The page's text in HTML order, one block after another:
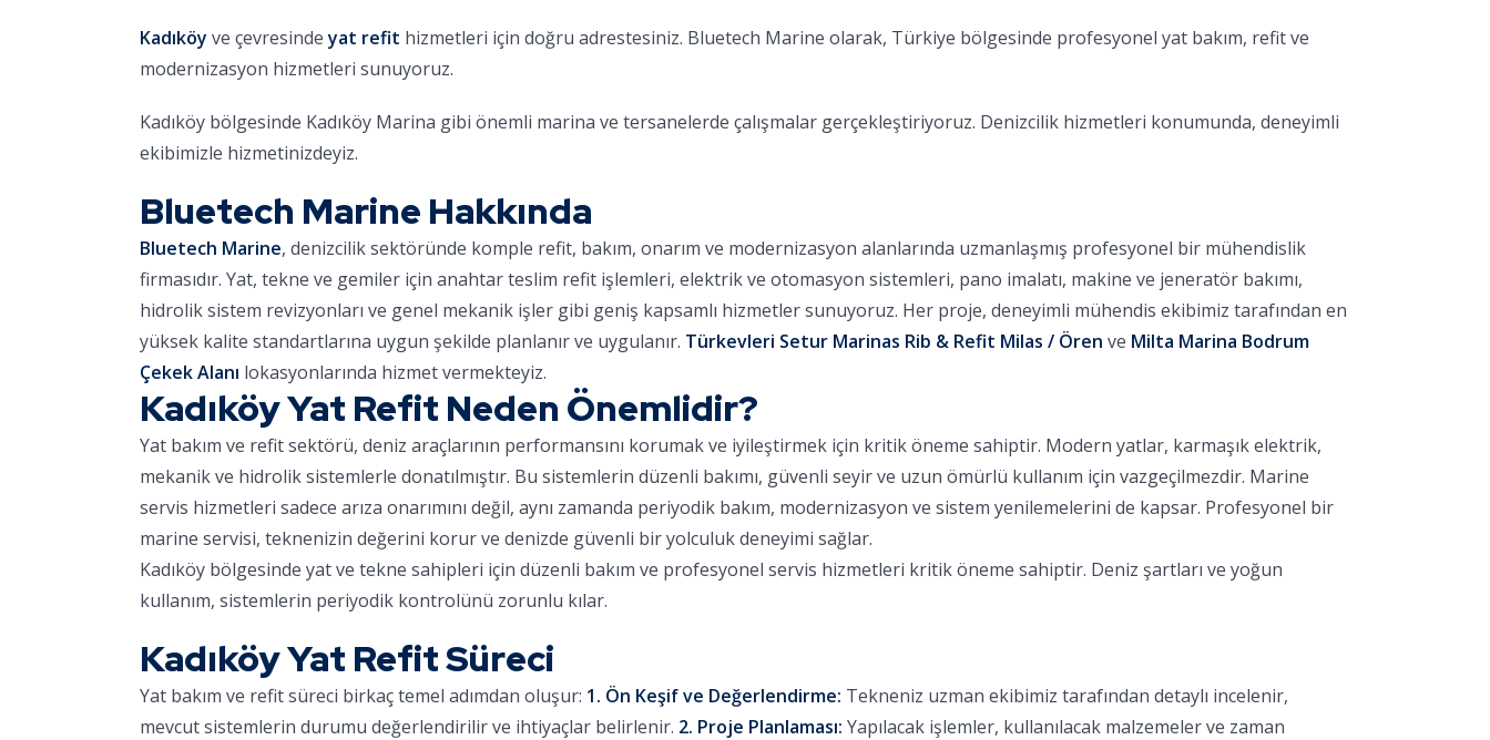
Kadıköy ve çevresindeyat refit hizmetleri için doğru adrestesiniz. Bluetech Marine olarak, Türkiye bölgesinde profesyonel yat bakım, refit ve
modernizasyon hizmetleri sunuyoruz.
Kadıköy bölgesinde Kadıköy Marina gibi önemli marina ve tersanelerde çalışmalar gerçekleştiriyoruz. Denizcilik hizmetleri konumunda, deneyimli
ekibimizle hizmetinizdeyiz.
Bluetech Marine Hakkında
Bluetech Marine, denizcilik sektöründe komple refit, bakım, onarım ve modernizasyon alanlarında uzmanlaşmış profesyonel bir mühendislik
firmasıdır. Yat, tekne ve gemiler için anahtar teslim refit işlemleri, elektrik ve otomasyon sistemleri, pano imalatı, makine ve jeneratör bakımı,
hidrolik sistem revizyonları ve genel mekanik işler gibi geniş kapsamlı hizmetler sunuyoruz. Her proje, deneyimli mühendis ekibimiz tarafından en
yüksek kalite standartlarına uygun şekilde planlanır ve uygulanır. Türkevleri Setur Marinas Rib & Refit Milas / Ören ve Milta Marina Bodrum
Çekek Alanı lokasyonlarında hizmet vermekteyiz.
Kadıköy Yat Refit Neden Önemlidir?
Yat bakım ve refit sektörü, deniz araçlarının performansını korumak ve iyileştirmek için kritik öneme sahiptir. Modern yatlar, karmaşık elektrik,
mekanik ve hidrolik sistemlerle donatılmıştır. Bu sistemlerin düzenli bakımı, güvenli seyir ve uzun ömürlü kullanım için vazgeçilmezdir. Marine
servis hizmetleri sadece arıza onarımını değil, aynı zamanda periyodik bakım, modernizasyon ve sistem yenilemelerini de kapsar. Profesyonel bir
marine servisi, teknenizin değerini korur ve denizde güvenli bir yolculuk deneyimi sağlar.
Kadıköy bölgesinde yat ve tekne sahipleri için düzenli bakım ve profesyonel servis hizmetleri kritik öneme sahiptir. Deniz şartları ve yoğun
kullanım, sistemlerin periyodik kontrolünü zorunlu kılar.
Kadıköy Yat Refit Süreci
Yat bakım ve refit süreci birkaç temel adımdan oluşur: 1. Ön Keşif ve Değerlendirme: Tekneniz uzman ekibimiz tarafından detaylı incelenir,
mevcut sistemlerin durumu değerlendirilir ve ihtiyaçlar belirlenir. 2. Proje Planlaması: Yapılacak işlemler, kullanılacak malzemeler ve zaman